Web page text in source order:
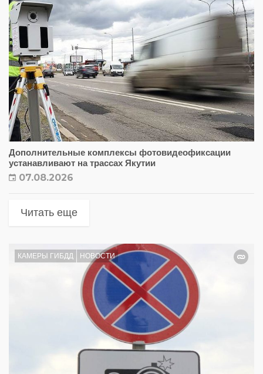
Дополнительные комплексы фотовидеофиксации
устанавливают на трассах Якутии
07.08.2026
Читать еще
КАМЕРЫ ГИБДД НОВОСТИ